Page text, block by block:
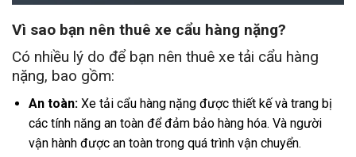
Vì sao bạn nên thuê xe cẩu hàng nặng?
Có nhiều lý do để bạn nên thuê xe tải cẩu hàng
nặng, bao gồm:
An toàn: Xe tải cẩu hàng nặng được thiết kế và trang bị
các tính năng an toàn để đảm bảo hàng hóa. Và người
vận hành được an toàn trong quá trình vận chuyển.